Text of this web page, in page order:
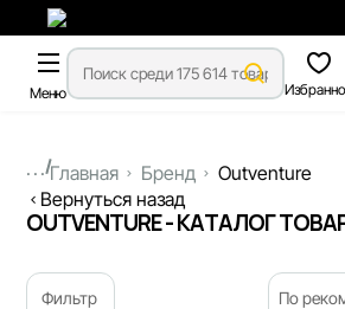
Меню
...Главная Бренд
Outventure
Вернуться назад
OUTVENTURE - КАТАЛОГ
Фильтр По